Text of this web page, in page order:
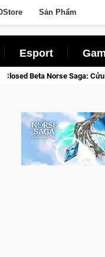
Sản Phẩm
Esport
Săn DJI Osmo Pocket 3